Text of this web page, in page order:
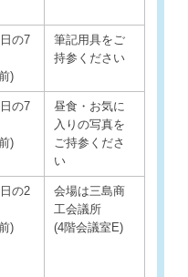
の7
)
筆記用具をご
持参ください
の7
)
昼食・お気に
入りの写真を
ご持参くださ
い
の2
)
会場は三島商
工会議所
(4階会議室E)